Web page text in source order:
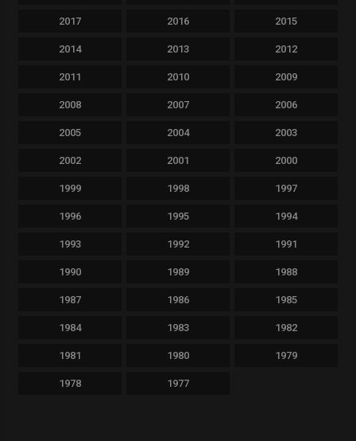
2017 2016 2015
2014 2013 2012
2011 2010 2009
2008 2007 2006
2005 2004 2003
2002 2001 2000
1999 1998 1997
1996 1995 1994
1993 1992 1991
1990 1989 1988
1987 1986 1985
1984 1983 1982
1981 1980 1979
1978 1977